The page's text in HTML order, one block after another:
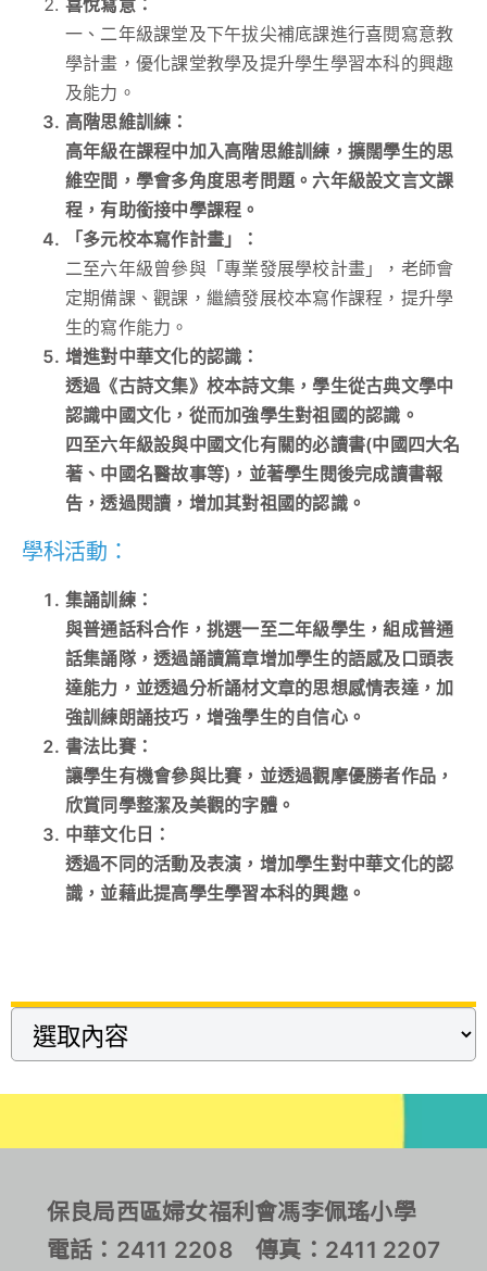
一、二年級課堂及下午拔尖補底課進行喜閱寫意教
學計畫，優化課堂教學及提升學生學習本科的興趣
及能力。
高階思維訓練：
高年級在課程中加入高階思維訓練，擴闊學生的思
維空間，學會多角度思考問題。六年級設文言文課
程，有助銜接中學課程。
「多元校本寫作計畫」：
二至六年級曾參與「專業發展學校計畫」，老師會
定期備課、觀課，繼續發展校本寫作課程，提升學
生的寫作能力。
增進對中華文化的認識：
透過《古詩文集》校本詩文集，學生從古典文學中
認識中國文化，從而加強學生對祖國的認識。
四至六年級設與中國文化有關的必讀書(中國四大名
著、中國名醫故事等)，並著學生閱後完成讀書報
告，透過閱讀，增加其對祖國的認識。
學科活動：
集誦訓練：
與普通話科合作，挑選一至二年級學生，組成普通
話集誦隊，透過誦讀篇章增加學生的語感及口頭表
達能力，並透過分析誦材文章的思想感情表達，加
強訓練朗誦技巧，增強學生的自信心。
書法比賽：
讓學生有機會參與比賽，並透過觀摩優勝者作品，
欣賞同學整潔及美觀的字體。
中華文化日：
透過不同的活動及表演，增加學生對中華文化的認
識，並藉此提高學生學習本科的興趣。
保良局西區婦女福利會馮李佩瑤小學
電話：2411 2208 傳真：2411 2207